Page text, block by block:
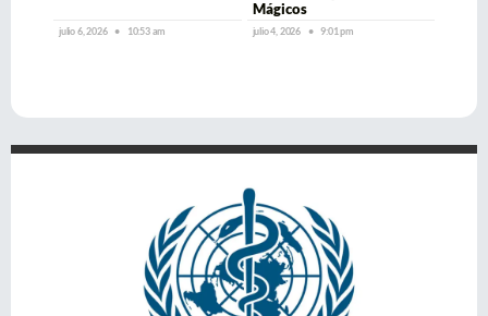
julio 6, 2026 10:53 am
Mágicos
julio 4, 2026 9:01 pm